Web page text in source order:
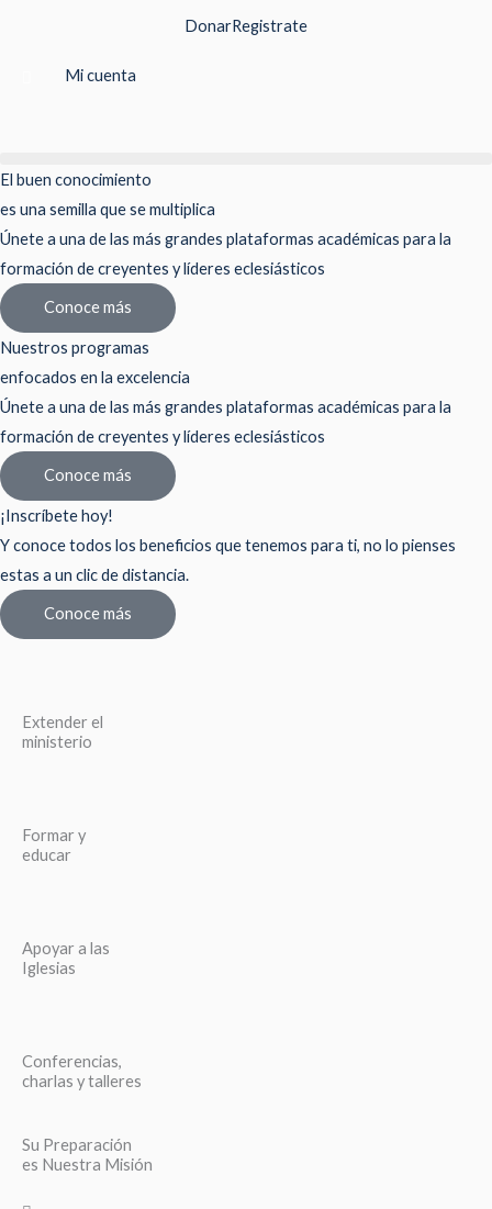
contenido
DonarRegistrate
Mi cuenta
El buen conocimiento
es una semilla que se multiplica
Únete a una de las más grandes plataformas académicas para la
formación de creyentes y líderes eclesiásticos
Conoce más
Nuestros programas
enfocados en la excelencia
Únete a una de las más grandes plataformas académicas para la
formación de creyentes y líderes eclesiásticos
Conoce más
¡Inscríbete hoy!
Y conoce todos los beneficios que tenemos para ti, no lo pienses
estas a un clic de distancia.
Conoce más
Extender el
ministerio
Formar y
educar
Apoyar a las
Iglesias
Conferencias,
charlas y talleres
Su Preparación
es Nuestra Misión